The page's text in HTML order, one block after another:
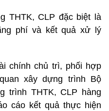
THTK, CLP đặc biệt là
phí và kết quả xử lý
chính chủ trì, phối hợp
xây dựng trình Bộ
trình THTK, CLP hàng
cáo kết quả thực hiện